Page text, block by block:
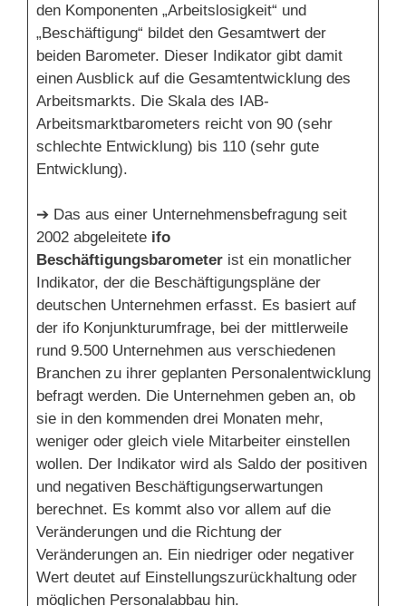
den Komponenten „Arbeitslosigkeit“ und
„Beschäftigung“ bildet den Gesamtwert der
beiden Barometer. Dieser Indikator gibt damit
einen Ausblick auf die Gesamtentwicklung des
Arbeitsmarkts. Die Skala des IAB-
Arbeitsmarktbarometers reicht von 90 (sehr
schlechte Entwicklung) bis 110 (sehr gute
Entwicklung).
➔ Das aus einer Unternehmensbefragung seit
2002 abgeleitete ifo
Beschäftigungsbarometerist ein monatlicher
Indikator, der die Beschäftigungspläne der
deutschen Unternehmen erfasst. Es basiert auf
der ifo Konjunkturumfrage, bei der mittlerweile
rund 9.500 Unternehmen aus verschiedenen
Branchen zu ihrer geplanten Personalentwicklung
befragt werden. Die Unternehmen geben an, ob
sie in den kommenden drei Monaten mehr,
weniger oder gleich viele Mitarbeiter einstellen
wollen. Der Indikator wird als Saldo der positiven
und negativen Beschäftigungserwartungen
berechnet. Es kommt also vor allem auf die
Veränderungen und die Richtung der
Veränderungen an. Ein niedriger oder negativer
Wert deutet auf Einstellungszurückhaltung oder
möglichen Personalabbau hin.